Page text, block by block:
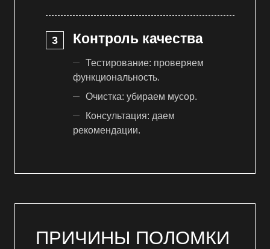
Контроль качества
Тестирование: проверяем
функциональность.
Очистка: убираем мусор.
Консультация: даем
рекомендации.
ПРИЧИНЫ ПОЛОМКИ